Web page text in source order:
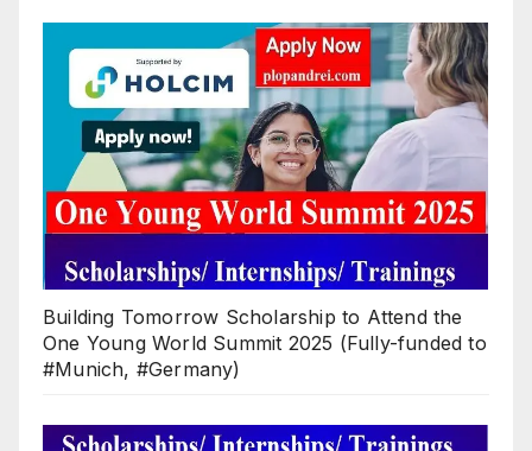
Building Tomorrow Scholarship to Attend the
One Young World Summit 2025 (Fully-funded to
#Munich, #Germany)